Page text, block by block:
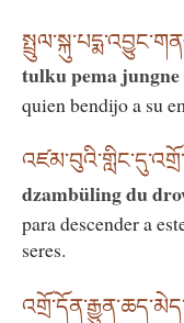
tulku pema
quien bendijo a su
dzambüling du
para descender a
seres.